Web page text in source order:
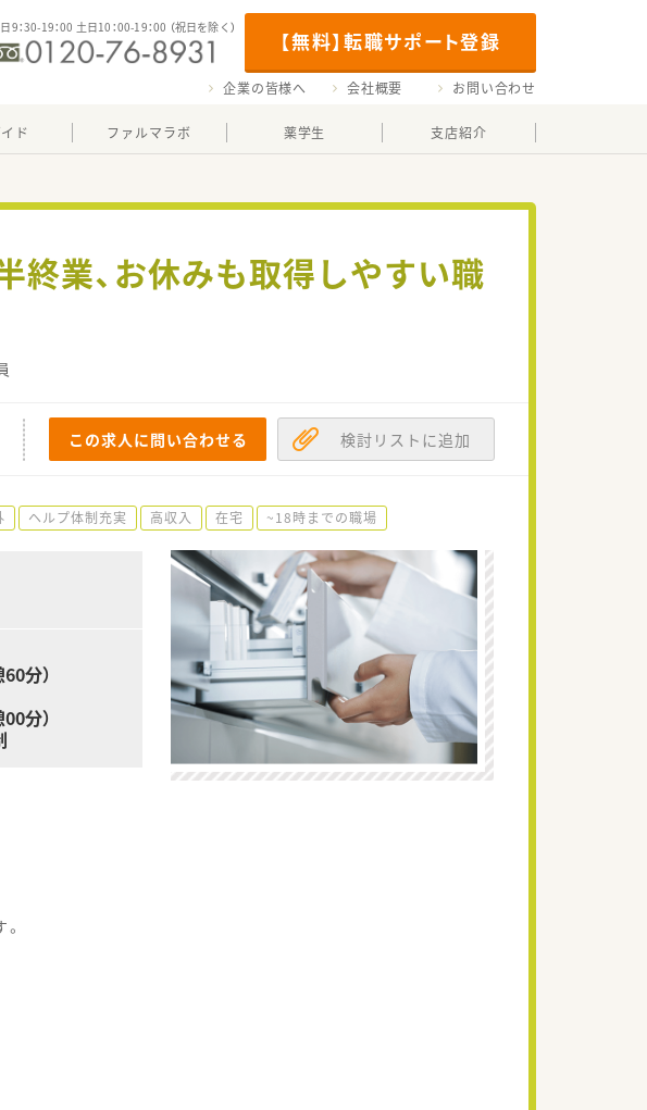
【無料】転職サポート登録
9：30-19：00 土日10：00-19：00 （祝日を除く）
企業の皆様へ 会社概要 お問い合わせ
ド ファルマラボ 薬学生 支店紹介
業、お休みも取得しやすい職
この求人に問い合わせる 検討リストに追加
ヘルプ体制充実 高収入 在宅 ~18時までの職場
分）
分）